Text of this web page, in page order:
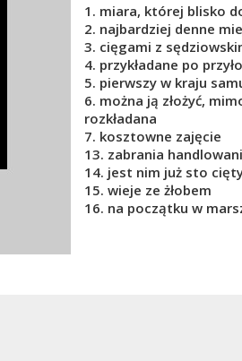
1. miara, której blisko
2. najbardziej denne
3. cięgami z
4. przykładane po
5. pierwszy w kraju
6. można ją złożyć,
rozkładana
7. kosztowne zajęcie
13. zabrania
14. jest nim już sto
15. wieje ze żłobem
16. na początku w